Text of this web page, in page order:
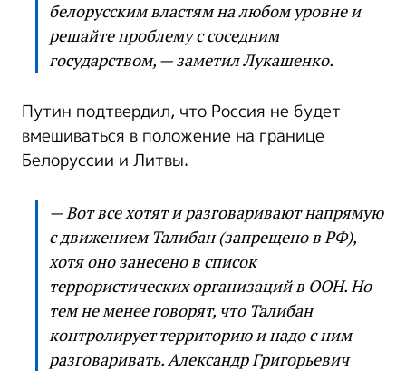
белорусским властям на любом уровне и
решайте проблему с соседним
государством, — заметил Лукашенко.
Путин подтвердил, что Россия не будет
вмешиваться в положение на границе
Белоруссии и Литвы.
— Вот все хотят и разговаривают напрямую
с движением Талибан (запрещено в РФ),
хотя оно занесено в список
террористических организаций в ООН. Но
тем не менее говорят, что Талибан
контролирует территорию и надо с ним
разговаривать. Александр Григорьевич